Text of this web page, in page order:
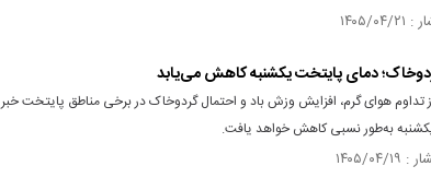
دمای پایتخت یکشنبه کاهش می‌یابد
تداوم هوای گرم، افزایش وزش باد و احتمال گردوخاک در برخی مناطق پایتخت خبر
یکشنبه به‌طور نسبی کاهش خواهد یافت.